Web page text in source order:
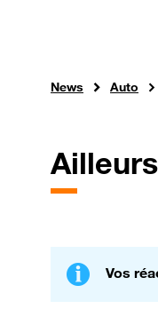
News Auto
Vos